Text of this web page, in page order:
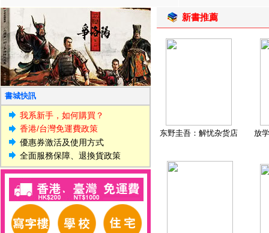
書城快訊
我系新手，如何購買？
香港/台灣免運費政策
優惠券激活及使用方式
全面服務保障、退換貨政策
新書推薦
东野圭吾：解忧杂货店 放